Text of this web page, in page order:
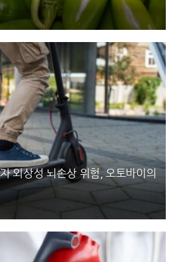
외상성 뇌손상 위험, 오토바이의